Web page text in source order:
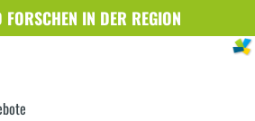
IN DER REGION